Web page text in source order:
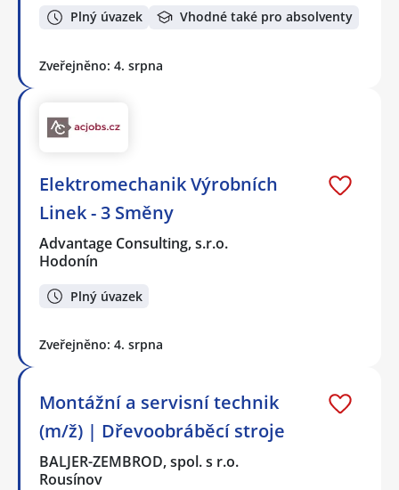
Plný úvazek Vhodné také pro absolventy
Zveřejněno: 4. srpna
Elektromechanik Výrobních
Linek - 3 Směny
Advantage Consulting, s.r.o.
Hodonín
Plný úvazek
Zveřejněno: 4. srpna
Montážní a servisní technik
(m/ž) | Dřevoobráběcí stroje
BALJER-ZEMBROD, spol. s r.o.
Rousínov